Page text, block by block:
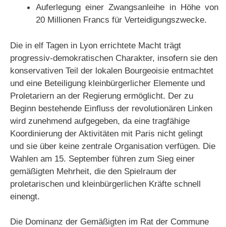
Auferlegung einer Zwangsanleihe in Höhe von
20 Millionen Francs für Verteidigungszwecke.
Die in elf Tagen in Lyon errichtete Macht trägt
progressiv-demokratischen Charakter, insofern sie den
konservativen Teil der lokalen Bourgeoisie entmachtet
und eine Beteiligung kleinbürgerlicher Elemente und
Proletariern an der Regierung ermöglicht. Der zu
Beginn bestehende Einfluss der revolutionären Linken
wird zunehmend aufgegeben, da eine tragfähige
Koordinierung der Aktivitäten mit Paris nicht gelingt
und sie über keine zentrale Organisation verfügen. Die
Wahlen am 15. September führen zum Sieg einer
gemäßigten Mehrheit, die den Spielraum der
proletarischen und kleinbürgerlichen Kräfte schnell
einengt.
Die Dominanz der Gemäßigten im Rat der Commune